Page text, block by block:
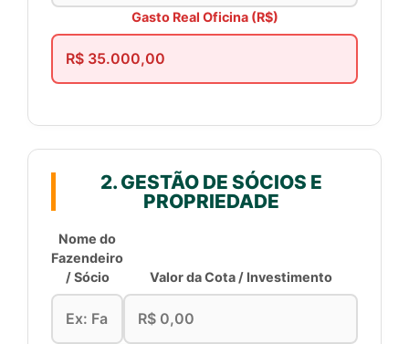
Gasto Real Oficina (R$)
2. GESTÃO DE SÓCIOS E
PROPRIEDADE
Nome do
Fazendeiro
/ Sócio
Valor da Cota / Investimento